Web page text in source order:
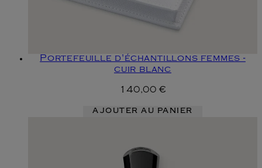
Portefeuille d'échantillons femmes -
cuir blanc
140,00 €
AJOUTER AU PANIER